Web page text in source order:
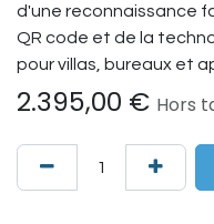
d'une reconnaissance
QR code et de la
pour villas, bureaux et
2.395,00 € Hors